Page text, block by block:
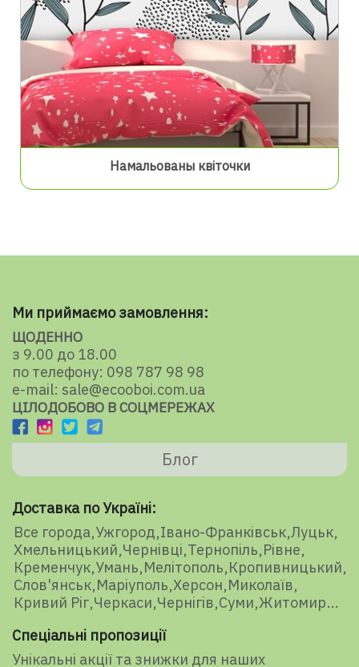
Намальованы квіточки
Ми приймаємо замовлення:
ЩОДЕННО
з 9.00 до 18.00
по телефону: 098 787 98 98
e-mail: sale@ecooboi.com.ua
ЦІЛОДОБОВО В СОЦМЕРЕЖАХ
Блог
Доставка по Україні:
Все города Ужгород Івано-Франківськ Луцьк
Хмельницький Чернівці Тернопіль Рівне
Кременчук Умань Мелітополь Кропивницький
Слов'янськ Маріуполь Херсон Миколаїв
Кривий Ріг Черкаси Чернігів Суми Житомир
Спеціальні пропозиції
Унікальні акції та знижки для наших